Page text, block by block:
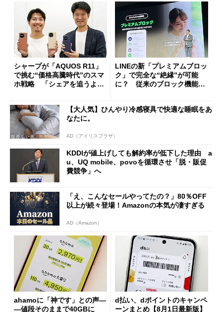
シャープが「AQUOS R11」
で挑む“価格高騰時代”のスマ
ホ戦略 「シェアを追うより
LINEの新「プレミアムブロッ
ク」で完全な“絶縁”が可能
に？ 従来のブロック機能と
【大人気】ひんやり冷感寝具で快適な睡眠をあ
なたに。
AD（アイリスプラザ）
KDDIが値上げしても解約率が低下した理由 a
u、UQ mobile、povoを循環させ「脱・販促
費競争」へ
「え、こんなセールやってたの？」80％OFF
以上が続々登場！Amazonの本気が凄すぎる
AD（Amazon）
ahamoに「神です」との声―
―値段そのままで40GBに
d払い、dポイントのキャンペ
ーンまとめ【8月1日最新版】